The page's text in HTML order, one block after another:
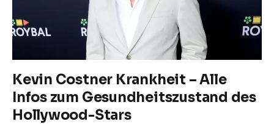
Kevin Costner Krankheit – Alle
Infos zum Gesundheitszustand des
Hollywood-Stars